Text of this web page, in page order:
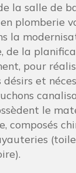
la salle de
plomberie
la
de la
pour
et
le
composés